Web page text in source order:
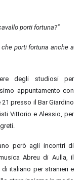
porti fortuna?”
che porti fortuna anche a
degli studiosi per
appuntamento con
21 presso il Bar Giardino
Vittorio e Alessio, per
però agli incontri di
Abreu di Aulla, il
italiano per stranieri e